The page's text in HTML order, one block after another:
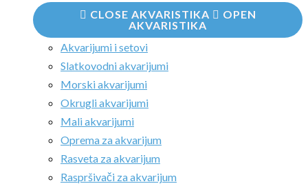
CLOSE AKVARISTIKA
OPEN
AKVARISTIKA
Akvarijumi i setovi
Slatkovodni akvarijumi
Morski akvarijumi
Okrugli akvarijumi
Mali akvarijumi
Oprema za akvarijum
Rasveta za akvarijum
Raspršivači za akvarijum